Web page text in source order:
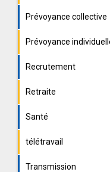
Prévoyance collective
Prévoyance
Recrutement
Retraite
Santé
télétravail
Transmission